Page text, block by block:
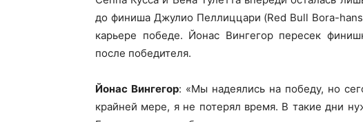
до финиша Джулио Пеллиццари (Red Bull Bora-
карьере победе. Йонас Вингегор пересек
после победителя.
Йонас Вингегор: «Мы надеялись на победу, но
крайней мере, я не потерял время. В такие дни